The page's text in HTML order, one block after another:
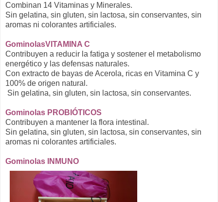
Combinan 14 Vitaminas y Minerales.
Sin gelatina, sin gluten, sin lactosa, sin conservantes, sin
aromas ni colorantes artificiales.
GominolasVITAMINA C
Contribuyen a reducir la fatiga y sostener el metabolismo
energético y las defensas naturales.
Con extracto de bayas de Acerola, ricas en Vitamina C y
100% de origen natural.
Sin gelatina, sin gluten, sin lactosa, sin conservantes.
Gominolas PROBIÓTICOS
Contribuyen a mantener la flora intestinal.
Sin gelatina, sin gluten, sin lactosa, sin conservantes, sin
aromas ni colorantes artificiales.
Gominolas INMUNO